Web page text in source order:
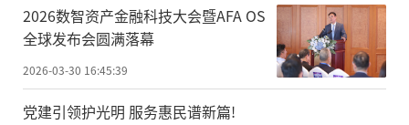
2026数智资产金融科技大会暨AFA OS
全球发布会圆满落幕
2026-03-30 16:45:39
党建引领护光明 服务惠民谱新篇!